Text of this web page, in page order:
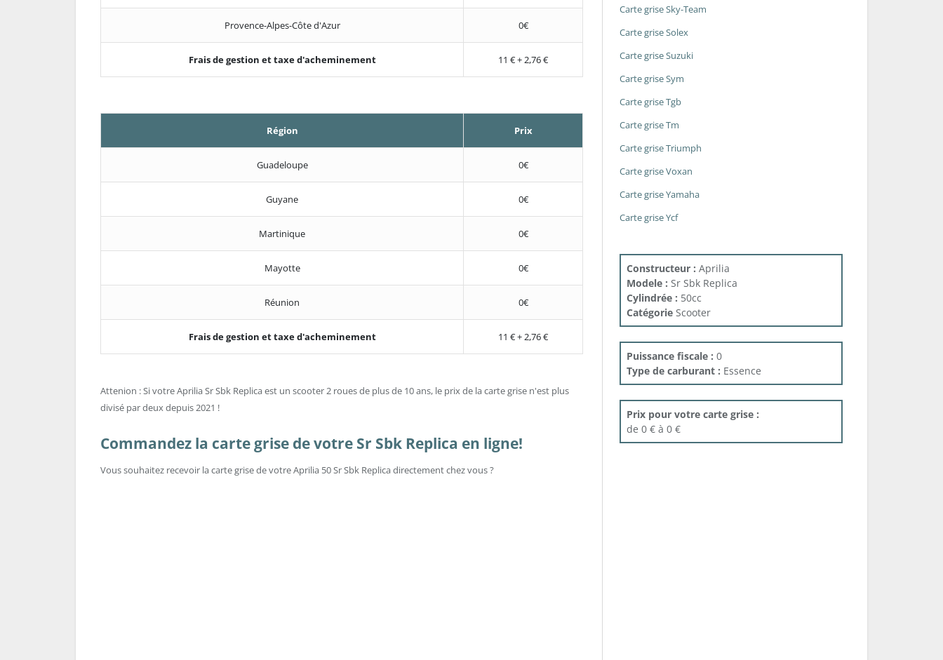
Provence-Alpes-Côte d'Azur 0€
Frais de gestion et taxe d'acheminement 11 € + 2,76 €
Région Prix
Guadeloupe 0€
Guyane 0€
Martinique 0€
Mayotte 0€
Réunion 0€
Frais de gestion et taxe d'acheminement 11 € + 2,76 €
Attenion : Si votre Aprilia Sr Sbk Replica est un scooter 2 roues de plus de 10 ans, le prix de la carte grise n'est plus
divisé par deux depuis 2021 !
Commandez la carte grise de votre Sr Sbk Replica en ligne!
Vous souhaitez recevoir la carte grise de votre Aprilia 50 Sr Sbk Replica directement chez vous ?
Carte grise Sky-Team
Carte grise Solex
Carte grise Suzuki
Carte grise Sym
Carte grise Tgb
Carte grise Tm
Carte grise Triumph
Carte grise Voxan
Carte grise Yamaha
Carte grise Ycf
Constructeur : Aprilia
Modele : Sr Sbk Replica
Cylindrée : 50cc
CatégorieScooter
Puissance fiscale : 0
Type de carburant : Essence
Prix pour votre carte grise :
de 0 € à 0 €